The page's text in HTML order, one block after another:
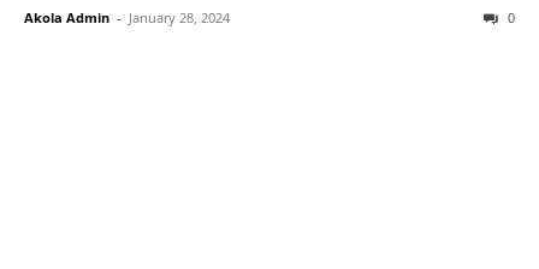
Akola Admin - January 28, 2024 0